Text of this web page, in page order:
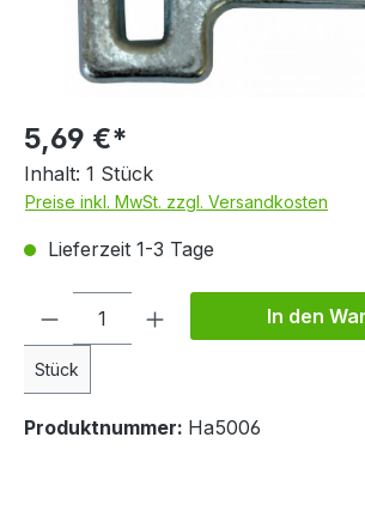
5,69 €*
Inhalt: 1 Stück
Preise inkl. MwSt. zzgl. Versandkosten
Lieferzeit 1-3 Tage
Produkt Anzahl: Gib den
Stück
In den
Produktnummer: Ha5006